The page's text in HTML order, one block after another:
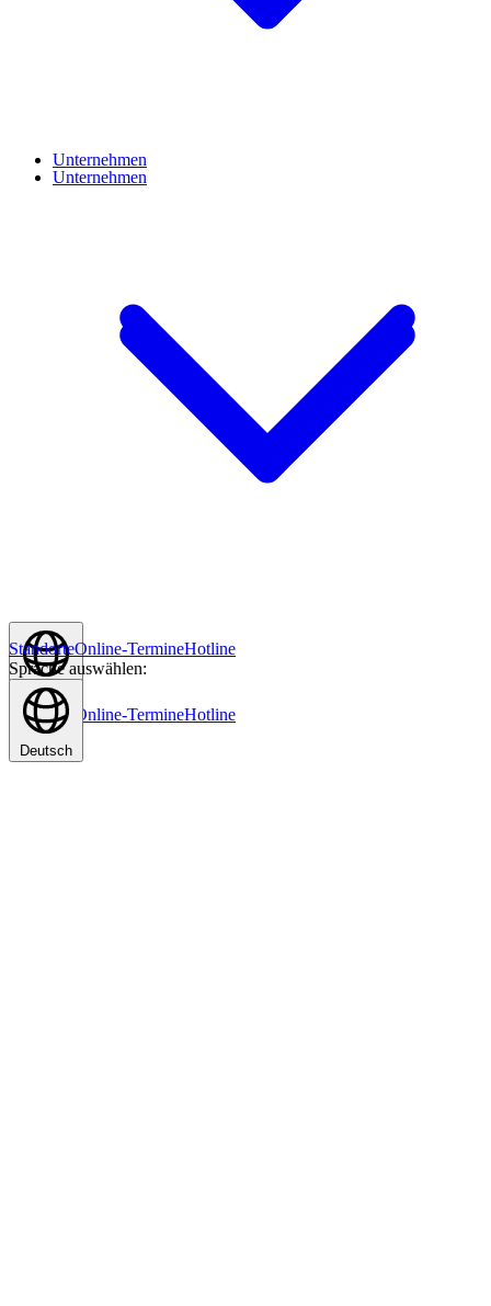
Unternehmen
Deutsch
Standorte Online-TermineHotline
Unternehmen
StandorteOnline-TermineHotline
Sprache auswählen:
Deutsch